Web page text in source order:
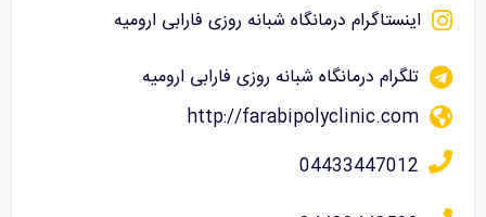
اینستاگرام درمانگاه شبانه روزی فارابی ارومیه
تلگرام درمانگاه شبانه روزی فارابی ارومیه
http://farabipolyclinic.com
04433447012